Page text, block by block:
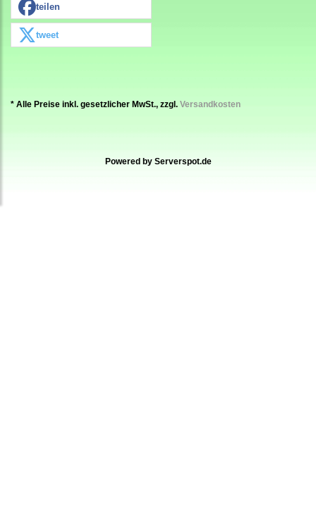
teilen
tweet
* Alle Preise inkl. gesetzlicher MwSt., zzgl. Versandkosten
Powered by Serverspot.de